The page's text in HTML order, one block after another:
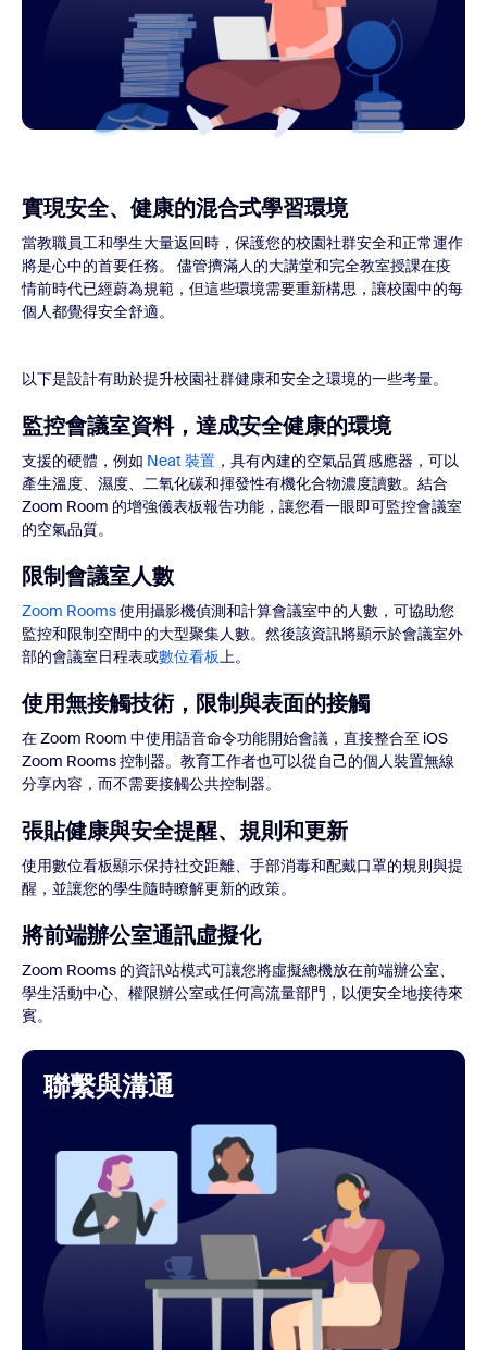
實現安全、健康的混合式學習環境
當教職員工和學生大量返回時，保護您的校園社群安全和正常運作
將是心中的首要任務。 儘管擠滿人的大講堂和完全教室授課在疫
情前時代已經蔚為規範，但這些環境需要重新構思，讓校園中的每
個人都覺得安全舒適。
以下是設計有助於提升校園社群健康和安全之環境的一些考量。
監控會議室資料，達成安全健康的環境
支援的硬體，例如 Neat 裝置 ，具有內建的空氣品質感應器，可以
產生溫度、濕度、二氧化碳和揮發性有機化合物濃度讀數。結合
Zoom Room 的增強儀表板報告功能，讓您看一眼即可監控會議室
的空氣品質。
限制會議室人數
Zoom Rooms使用攝影機偵測和計算會議室中的人數，可協助您
監控和限制空間中的大型聚集人數。然後該資訊將顯示於會議室外
部的會議室日程表或數位看板上。
使用無接觸技術，限制與表面的接觸
在 Zoom Room 中使用語音命令功能開始會議，直接整合至 iOS
Zoom Rooms 控制器。教育工作者也可以從自己的個人裝置無線
分享內容，而不需要接觸公共控制器。
張貼健康與安全提醒、規則和更新
使用數位看板顯示保持社交距離、手部消毒和配戴口罩的規則與提
醒，並讓您的學生隨時瞭解更新的政策。
將前端辦公室通訊虛擬化
Zoom Rooms 的資訊站模式可讓您將虛擬總機放在前端辦公室、
學生活動中心、權限辦公室或任何高流量部門，以便安全地接待來
賓。
聯繫與溝通